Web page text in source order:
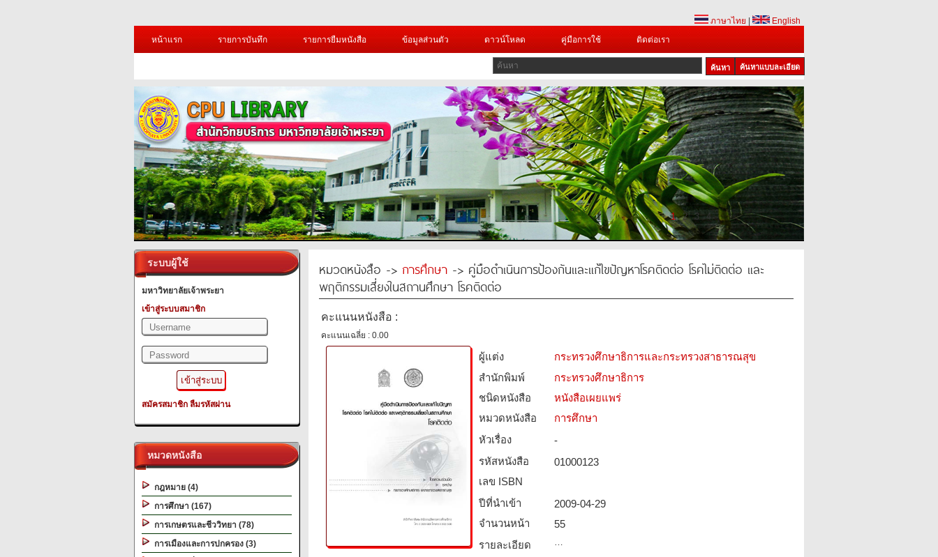
ภาษาไทย
English
หน้าแรก
รายการบันทึก รายการยืมหนังสือ ข้อมูลส่วนตัว ดาวน์โหลด คู่มือการใช้ ติดต่อเรา
ค้นหาแบบละเอียด
1 2 3 4
ระบบผู้ใช้
มหาวิทยาลัยเจ้าพระยา
เข้าสู่ระบบสมาชิก
สมัครสมาชิก ลืมรหัสผ่าน
หมวดหนังสือ
กฎหมาย (4)
การศึกษา (167)
การเกษตรและชีววิทยา (78)
การเมืองและการปกครอง (3)
หมวดหนังสือ -> การศึกษา -> คู่มือดำเนินการป้องกันและแก้ไขปัญหาโรคติดต่อ โรคไม่ติดต่อ และ
พฤติกรรมเสี่ยงในสถานศึกษา โรคติดต่อ
คะแนนหนังสือ :
คะแนนเฉลี่ย : 0.00
ผู้แต่ง
กระทรวงศึกษาธิการและกระทรวงสาธารณสุข
สำนักพิมพ์
กระทรวงศึกษาธิการ
ชนิดหนังสือ­
หนังสือเผยแพร่
หมวดหนังสือ­
การศึกษา
หัวเรื่อง
-
รหัสหนังสือ­
01000123
เลข ISBN
ปีที่นำเข้า
2009-04-29
จำนวนหน้า
55
รายละเอียด
…